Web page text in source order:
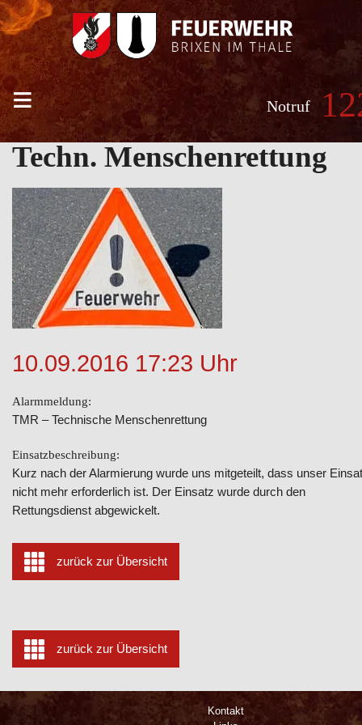
≡ Notruf
Techn. Menschenrettung
10.09.2016 17:23 Uhr
Alarmmeldung:
TMR – Technische Menschenrettung
Einsatzbeschreibung:
Kurz nach der Alarmierung wurde uns mitgeteilt, dass unser
nicht mehr erforderlich ist. Der Einsatz wurde durch den
Rettungsdienst abgewickelt.
zurück zur Übersicht
zurück zur Übersicht
Kontakt